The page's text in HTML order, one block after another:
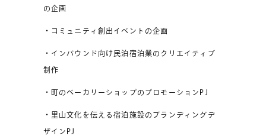
の企画
・コミュニティ創出イベントの企画
・インバウンド向け民泊宿泊業のクリエイティブ
制作
・町のベーカリーショップのプロモーションPJ
・里山文化を伝える宿泊施設のブランディングデ
ザインPJ